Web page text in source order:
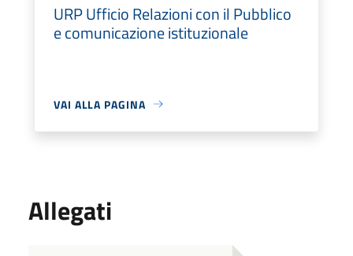
URP Ufficio Relazioni con il Pubblico
e comunicazione istituzionale
VAI ALLA PAGINA
Allegati